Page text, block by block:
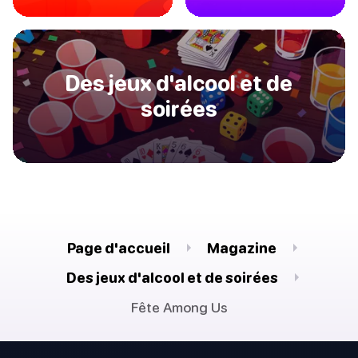
Des jeux d'alcool et de
soirées
Page d'accueil
Magazine
Des jeux d'alcool et de soirées
Fête Among Us